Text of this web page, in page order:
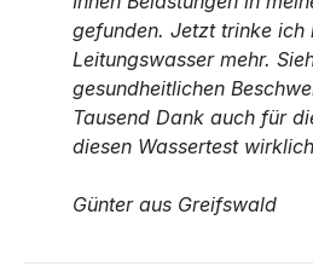
gefunden. Jetzt trinke ich
Leitungswasser mehr.
gesundheitlichen
Tausend Dank auch für
diesen Wassertest
Günter aus Greifswald